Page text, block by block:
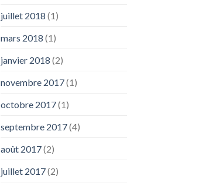
juillet 2018 (1)
mars 2018 (1)
janvier 2018 (2)
novembre 2017(1)
octobre 2017(1)
septembre 2017(4)
août 2017(2)
juillet 2017(2)